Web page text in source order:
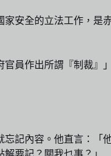
安全的立法工作，是
員作出所謂『制裁』
記內容。他直言：「
要記？關我乜事？」